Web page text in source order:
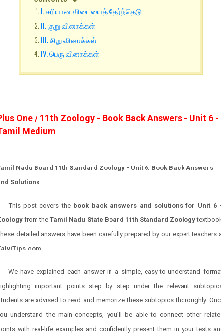
I. சரியான விடையைத் தேர்ந்தெடு
II. குறு வினாக்கள்
III. சிறு வினாக்கள்
IV. பெரு வினாக்கள்
One / 11th Zoology - Book Back Answers - Unit 6 -
Medium
Nadu Board 11th Standard Zoology - Unit 6: Book Back Answers
Solutions
This post covers the book back answers and solutions for Unit 6
from theTamil Nadu State Board 11th Standard Zoology
detailed answers have been carefully prepared by our expert teachers
.
We have explained each answer in a simple, easy-to-understand
important points step by step under the relevant
are advised to read and memorize these subtopics thoroughly.
understand the main concepts, you’ll be able to connect other
with real-life examples and confidently present them in your tests